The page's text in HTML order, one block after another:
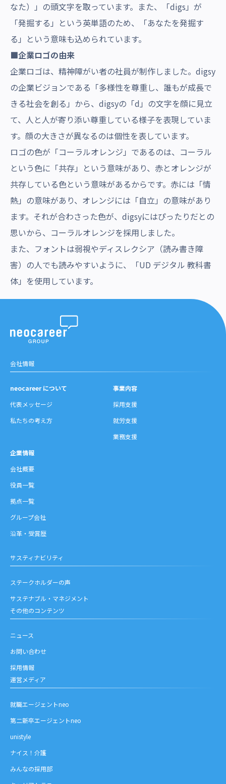
なた）」の頭文字を取っています。また、「digs」が
「発掘する」という英単語のため、「あなたを発掘す
る」という意味も込められています。
■企業ロゴの由来
企業ロゴは、精神障がい者の社員が制作しました。digsy
の企業ビジョンである「多様性を尊重し、誰もが成長で
きる社会を創る」から、digsyの「d」の文字を顔に見立
て、人と人が寄り添い尊重している様子を表現していま
す。顔の大きさが異なるのは個性を表しています。
ロゴの色が「コーラルオレンジ」であるのは、コーラル
という色に「共存」という意味があり、赤とオレンジが
共存している色という意味があるからです。赤には「情
熱」の意味があり、オレンジには「自立」の意味があり
ます。それが合わさった色が、digsyにはぴったりだとの
思いから、コーラルオレンジを採用しました。
また、フォントは弱視やディスレクシア（読み書き障
害）の人でも読みやすいように、「UD デジタル 教科書
体」を使用しています。
会社情報
neocareer について
代表メッセージ
私たちの考え方
事業内容
採用支援
就労支援
業務支援
企業情報
会社概要
役員一覧
拠点一覧
グループ会社
沿革・受賞歴
サスティナビリティ
ステークホルダーの声
サステナブル・マネジメント
その他のコンテンツ
ニュース
お問い合わせ
採用情報
運営メディア
就職エージェントneo
第二新卒エージェントneo
unistyle
ナイス！介護
みんなの採用部